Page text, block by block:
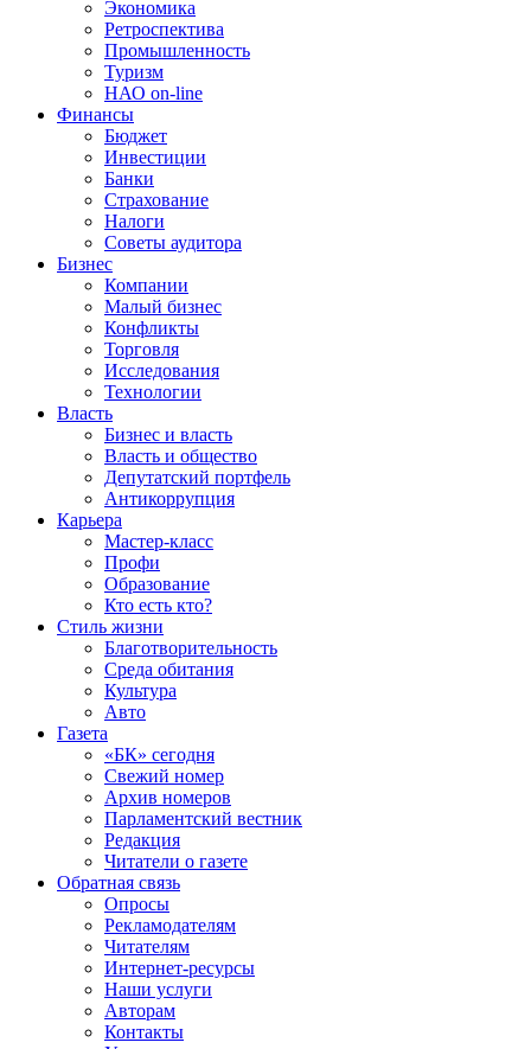
Экономика
Ретроспектива
Промышленность
Туризм
НАО on-line
Финансы
Бюджет
Инвестиции
Банки
Страхование
Налоги
Советы аудитора
Бизнес
Компании
Малый бизнес
Конфликты
Торговля
Исследования
Технологии
Власть
Бизнес и власть
Власть и общество
Депутатский портфель
Антикоррупция
Карьера
Мастер-класс
Профи
Образование
Кто есть кто?
Стиль жизни
Благотворительность
Среда обитания
Культура
Авто
Газета
«БК» сегодня
Свежий номер
Архив номеров
Парламентский вестник
Редакция
Читатели о газете
Обратная связь
Опросы
Рекламодателям
Читателям
Интернет-ресурсы
Наши услуги
Авторам
Контакты